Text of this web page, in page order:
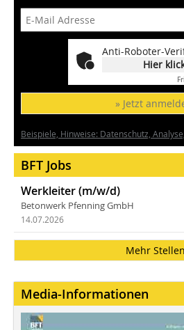
Anti-Roboter-
Hier
» Jetzt
Beispiele, Hinweise: Datenschutz,
BFT Jobs
Werkleiter (m/w/d)
Betonwerk Pfenning GmbH
14.07.2026
Mehr Stellen
Media-Informationen